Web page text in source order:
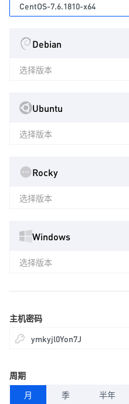
CentOS-7.6.1810-x64
Debian
选择版本
Ubuntu
选择版本
Rocky
选择版本
Windows
选择版本
主机密码
周期
月
季 半年